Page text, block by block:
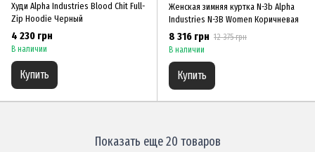
Худи Alpha Industries Blood Chit Full-
Zip Hoodie Черный
4 230 грн
В наличии
Купить
Женская зимняя куртка N-3b Alpha
Industries N-3B Women Коричневая
8 316 грн 12 375 грн
В наличии
Купить
Показать еще 20 товаров